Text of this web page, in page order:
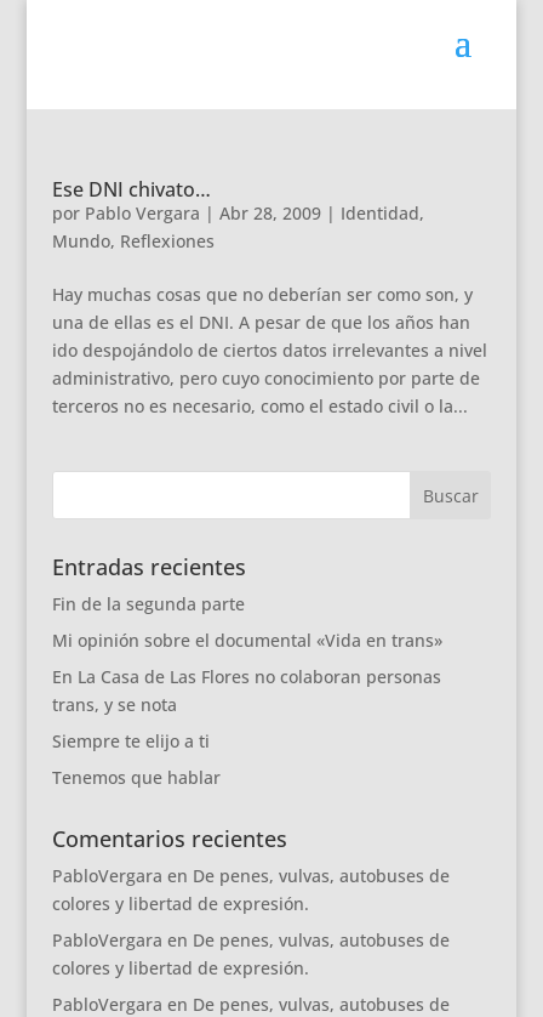
Ese DNI chivato…
por Pablo Vergara | Abr 28, 2009| Identidad,
Mundo, Reflexiones
Hay muchas cosas que no deberían ser como son, y
una de ellas es el DNI. A pesar de que los años han
ido despojándolo de ciertos datos irrelevantes a nivel
administrativo, pero cuyo conocimiento por parte de
terceros no es necesario, como el estado civil o la...
Entradas recientes
Fin de la segunda parte
Mi opinión sobre el documental «Vida en trans»
En La Casa de Las Flores no colaboran personas
trans, y se nota
Siempre te elijo a ti
Tenemos que hablar
Comentarios recientes
PabloVergara en De penes, vulvas, autobuses de
colores y libertad de expresión.
PabloVergara en De penes, vulvas, autobuses de
colores y libertad de expresión.
PabloVergara en De penes, vulvas, autobuses de